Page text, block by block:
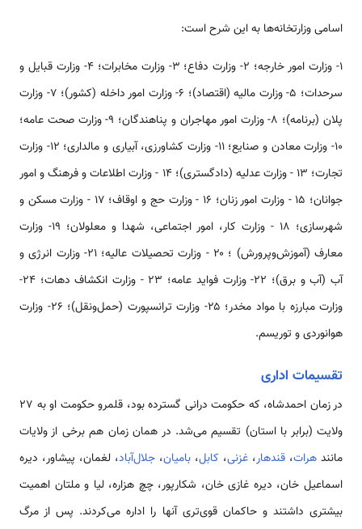
اسامی وزارتخانه‌ها به این شرح است:
۱- وزارت امور خارجه؛ ۲- وزارت دفاع؛ ۳- وزارت مخابرات؛ ۴- وزارت قبایل و
سرحدات؛ ۵- وزارت مالیه (اقتصاد)؛ ۶- وزارت امور داخله (کشور)؛ ۷- وزارت
پلان (برنامه)؛ ۸- وزارت امور مهاجران و پناهندگان؛ ۹- وزارت صحت عامه؛
۱۰- وزارت معادن و صنایع؛ ۱۱- وزارت کشاورزی، آبیاری و مالداری؛ ۱۲- وزارت
تجارت؛ ۱۳ - وزارت عدلیه (دادگستری)؛ ۱۴ - وزارت اطلاعات و فرهنگ و امور
جوانان؛ ۱۵ - وزارت امور زنان؛ ۱۶ - وزارت حج و اوقاف؛ ۱۷ - وزارت مسکن و
شهرسازی؛ ۱۸ - وزارت کار، امور اجتماعی، شهدا و معلولان؛ ۱۹- وزارت
معارف (آموزش‌وپرورش) ؛ ۲۰ - وزارت تحصیلات عالیه؛ ۲۱- وزارت انرژی و
آب (آب و برق)؛ ۲۲- وزارت فواید عامه؛ ۲۳ - وزارت انکشاف دهات؛ ۲۴-
وزارت مبارزه با مواد مخدر؛ ۲۵- وزارت ترانسپورت (حمل‌ونقل)؛ ۲۶- وزارت
هوانوردی و توریسم.
تقسیمات‌ اداری
در زمان احمدشاه، که حکومت درانی گسترده بود، قلمرو حکومت او به ۲۷
ولایت (برابر با استان) تقسیم می‌شد. در همان زمان هم برخی از ولایات
مانند هرات، قندهار، غزنی، کابل، بامیان، جلال‌آباد، لغمان، پیشاور، دیره
اسماعیل خان، دیره غازی خان، شکارپور، چچ هزاره، لیا و ملتان اهمیت
بیشتری داشتند و حاکمان قوی‌تری آنها را اداره می‌کردند. پس از مرگ